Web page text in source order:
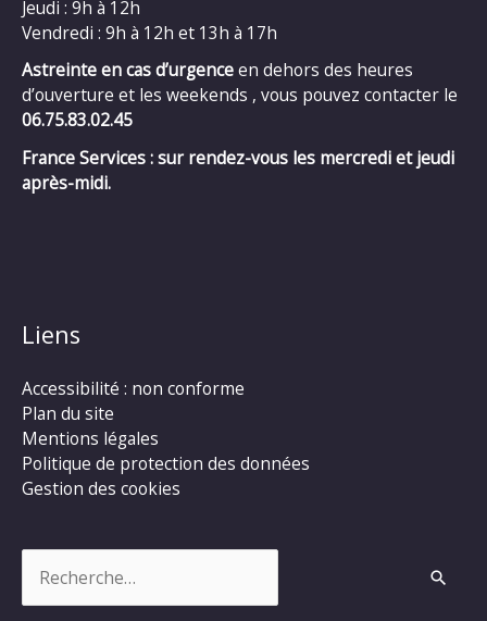
Jeudi : 9h à 12h
Vendredi : 9h à 12h et 13h à 17h
Astreinte en cas d’urgenceen dehors des heures
d’ouverture et les weekends , vous pouvez contacter le
06.75.83.02.45
France Services : sur rendez-vous les mercredi et jeudi
après-midi.
Liens
Accessibilité : non conforme
Plan du site
Mentions légales
Politique de protection des données
Gestion des cookies